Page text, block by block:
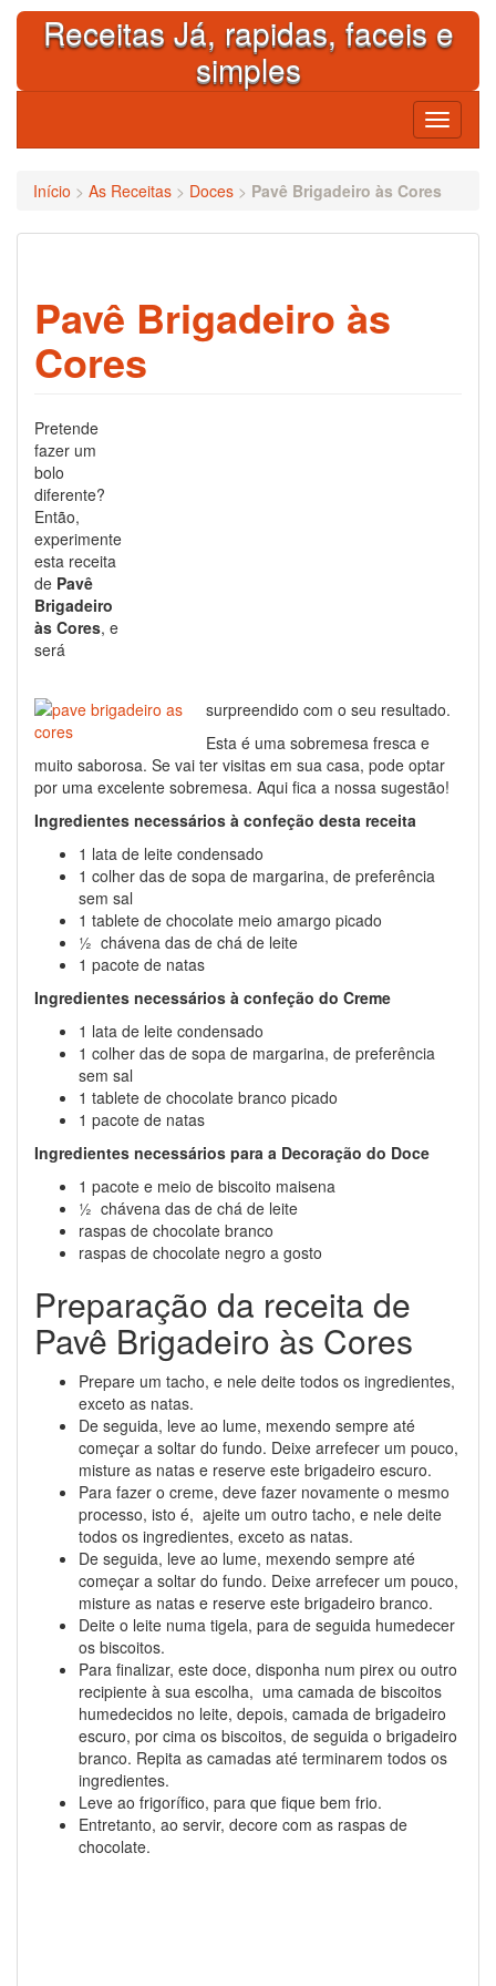
Skip
contentReceitas Já, rapidas, faceis e
simples
Toggle
Início > As Receitas > Doces > Pavê Brigadeiro às Cores
Pavê Brigadeiro às
Cores
Pretende
fazer um
bolo
diferente?
Então,
experimente
esta receita
de Pavê
Brigadeiro
às Cores, e
será
surpreendido com o seu resultado.
Esta é uma sobremesa fresca e
muito saborosa. Se vai ter visitas em sua casa, pode optar
por uma excelente sobremesa. Aqui fica a nossa sugestão!
Ingredientes necessários à confeção desta receita
1 lata de leite condensado
1 colher das de sopa de margarina, de preferência
sem sal
1 tablete de chocolate meio amargo picado
½ chávena das de chá de leite
1 pacote de natas
Ingredientes necessários à confeção do Creme
1 lata de leite condensado
1 colher das de sopa de margarina, de preferência
sem sal
1 tablete de chocolate branco picado
1 pacote de natas
Ingredientes necessários para a Decoração do Doce
1 pacote e meio de biscoito maisena
½ chávena das de chá de leite
raspas de chocolate branco
raspas de chocolate negro a gosto
Preparação da receita de
Pavê Brigadeiro às Cores
Prepare um tacho, e nele deite todos os ingredientes,
exceto as natas.
De seguida, leve ao lume, mexendo sempre até
começar a soltar do fundo. Deixe arrefecer um pouco,
misture as natas e reserve este brigadeiro escuro.
Para fazer o creme, deve fazer novamente o mesmo
processo, isto é, ajeite um outro tacho, e nele deite
todos os ingredientes, exceto as natas.
De seguida, leve ao lume, mexendo sempre até
começar a soltar do fundo. Deixe arrefecer um pouco,
misture as natas e reserve este brigadeiro branco.
Deite o leite numa tigela, para de seguida humedecer
os biscoitos.
Para finalizar, este doce, disponha num pirex ou outro
recipiente à sua escolha, uma camada de biscoitos
humedecidos no leite, depois, camada de brigadeiro
escuro, por cima os biscoitos, de seguida o brigadeiro
branco. Repita as camadas até terminarem todos os
ingredientes.
Leve ao frigorífico, para que fique bem frio.
Entretanto, ao servir, decore com as raspas de
chocolate.